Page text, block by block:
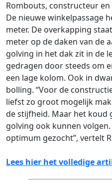
Rombouts, constructeur
De nieuwe winkelpassage
meter. De overkapping
meter op de daken van de
golving in het dak zit in de
gedragen door steeds om
een lage kolom. Ook in
bolling. “Voor de
liefst zo groot mogelijk
de stijf­heid. Maar het koud
golving ook kunnen
optimum gezocht”, vertelt
Lees hier het volledige